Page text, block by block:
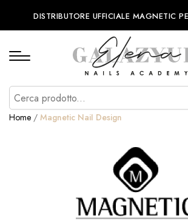
DISTRIBUTORE UFFICIALE MAGNETIC
Home / Magnetic Nail Design